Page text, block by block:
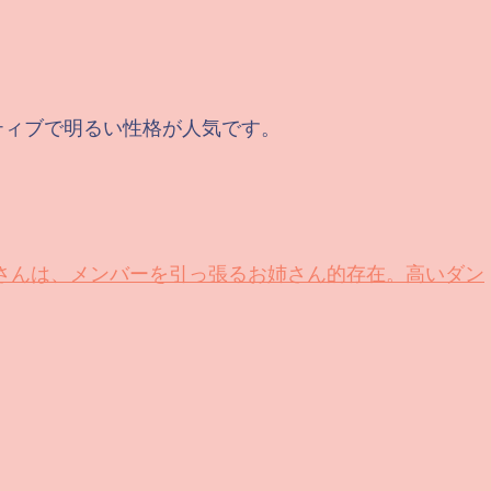
ブで明るい性格が人気です。
は、メンバーを引っ張るお姉さん的存在。高いダン